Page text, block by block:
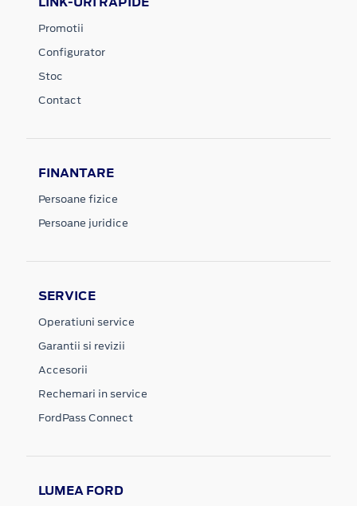
Promotii
Configurator
Stoc
Contact
FINANTARE
Persoane fizice
Persoane juridice
SERVICE
Operatiuni service
Garantii si revizii
Accesorii
Rechemari in service
FordPass Connect
LUMEA FORD